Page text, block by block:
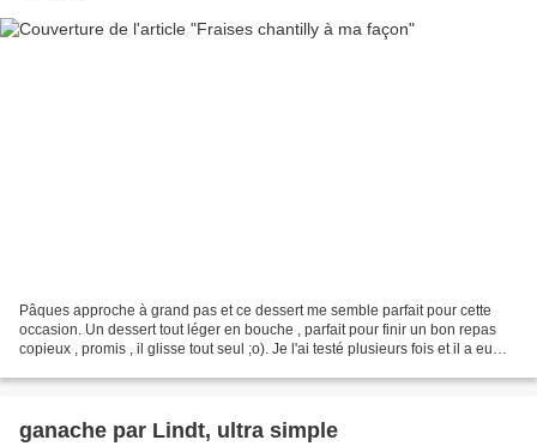
Pâques approche à grand pas et ce dessert me semble parfait pour cette
occasion. Un dessert tout léger en bouche , parfait pour finir un bon repas
copieux , promis , il glisse tout seul ;o). Je l'ai testé plusieurs fois et il a eu
ganache par Lindt, ultra simple